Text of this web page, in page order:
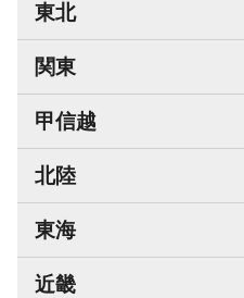
東北
関東
甲信越
北陸
東海
近畿